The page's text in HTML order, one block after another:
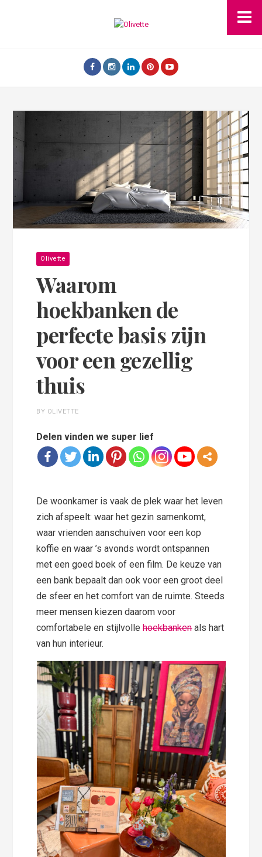
Olivette
Waarom
hoekbanken de
perfecte basis zijn
voor een gezellig
thuis
BY OLIVETTE
Delen vinden we super lief
De woonkamer is vaak de plek waar het leven
zich afspeelt: waar het gezin samenkomt,
waar vrienden aanschuiven voor een kop
koffie en waar ’s avonds wordt ontspannen
met een goed boek of een film. De keuze van
een bank bepaalt dan ook voor een groot deel
de sfeer en het comfort van de ruimte. Steeds
meer mensen kiezen daarom voor
comfortabele en stijlvollehoekbankenals hart
van hun interieur.